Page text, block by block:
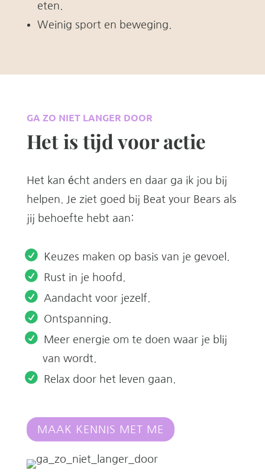
eten.
Weinig sport en beweging.
GA ZO NIET LANGER DOOR
Het is tijd voor actie
Het kan écht anders en daar ga ik jou bij
helpen. Je ziet goed bij Beat your Bears als
jij behoefte hebt aan:
Keuzes maken op basis van je gevoel.
Rust in je hoofd.
Aandacht voor jezelf.
Ontspanning.
Meer energie om te doen waar je blij
van wordt.
Relax door het leven gaan.
MAAK KENNIS MET ME